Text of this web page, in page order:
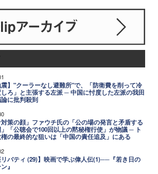
震】"クーラーなし避難所"で、「防衛費を削って冷
ろ」と主張する左派 ─ 中国に忖度した左派の我田
に批判殺到
対策の顔」ファウチ氏の「公の場の発言と矛盾する
「公聴会で100回以上の黙秘権行使」が物議 ─ ト
の最終的な狙いは「中国の責任追及」にある
リバティ (29)】映画で学ぶ偉人伝(1)──『若き日の
』